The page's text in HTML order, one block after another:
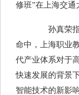
修班”在上海交
孙真荣指出，
命中，上海职业
代产业体系对于
快速发展的背景
智能技术的新影